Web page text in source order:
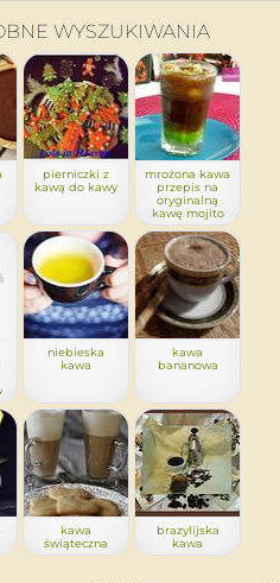
WYSZUKIWANIA
pierniczki z
kawą do kawy
mrożona kawa
przepis na
oryginalną
kawę mojito
niebieska
kawa
kawa
bananowa
kawa
świąteczna
brazylijska
kawa